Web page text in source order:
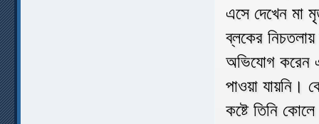
এসে দেখেন মা
ব্লকের
অভিযোগ করেন
পাওয়া যায়নি।
কষ্টে তিনি